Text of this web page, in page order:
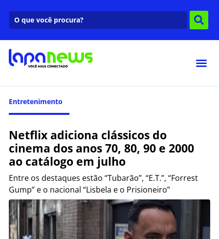
Entretenimento
Netflix adiciona clássicos do
cinema dos anos 70, 80, 90 e 2000
ao catálogo em julho
Entre os destaques estão “Tubarão”, “E.T.”, “Forrest
Gump” e o nacional “Lisbela e o Prisioneiro”